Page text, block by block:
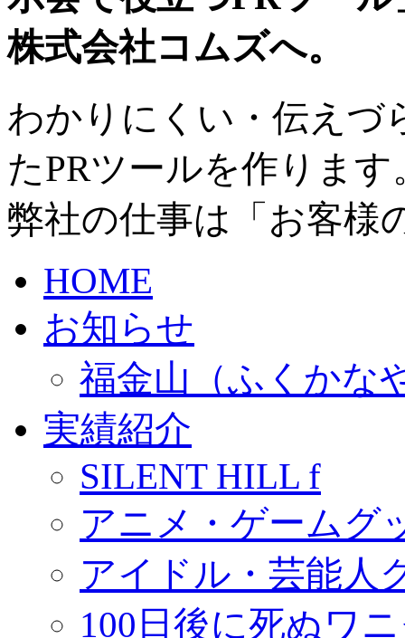
わかりにくい・伝えづ
たPRツールを作ります
弊社の仕事は「お客様
HOME
お知らせ
福金山（ふくかな
実績紹介
SILENT HILL f
アニメ・ゲームグ
アイドル・芸能人
100日後に死ぬワ